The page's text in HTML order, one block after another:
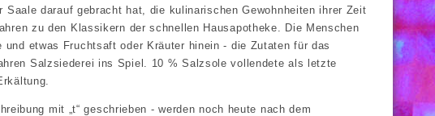
darauf gebracht hat, die kulinarischen Gewohnheiten ihrer Zeit
zu den Klassikern der schnellen Hausapotheke. Die Menschen
etwas Fruchtsaft oder Kräuter hinein - die Zutaten für das
Salzsiederei ins Spiel. 10 % Salzsole vollendete als letzte
mit „t“ geschrieben - werden noch heute nach dem